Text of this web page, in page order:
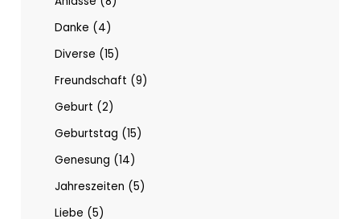
Danke
4
Diverse
15
Freundschaft
9
Geburt
2
Geburtstag
15
Genesung
14
Jahreszeiten
5
Liebe
5